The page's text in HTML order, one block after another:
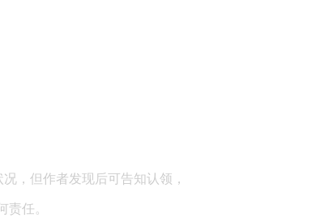
，但作者发现后可告知认领，
任。